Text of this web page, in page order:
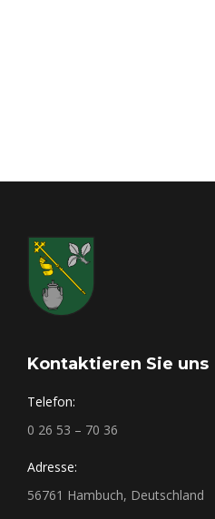
Kontaktieren Sie uns
Telefon:
0 26 53 – 70 36
Adresse:
56761 Hambuch, Deutschland